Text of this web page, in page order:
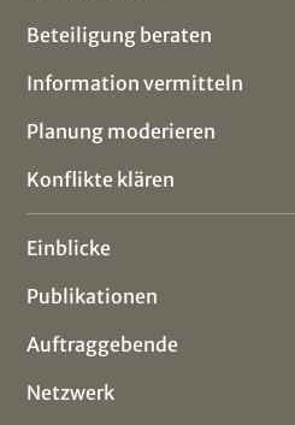
Beteiligung beraten
Information vermitteln
Planung moderieren
Konflikte klären
Einblicke
Publikationen
Auftraggebende
Netzwerk